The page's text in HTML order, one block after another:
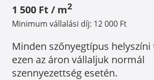
1 500 Ft / m2
Minimum vállalási díj: 12 000 Ft
Minden szőnyegtípus
ezen az áron vállaljuk normál
szennyezettség esetén.